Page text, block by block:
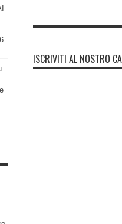
ISCRIVITI AL NOSTRO